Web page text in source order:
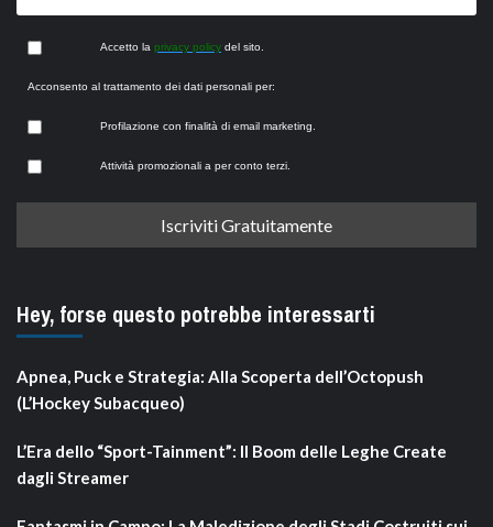
Accetto la privacy policy del sito.
Acconsento al trattamento dei dati personali per:
Profilazione con finalità di email marketing.
Attività promozionali a per conto terzi.
Hey, forse questo potrebbe interessarti
Apnea, Puck e Strategia: Alla Scoperta dell’Octopush
(L’Hockey Subacqueo)
L’Era dello “Sport-Tainment”: Il Boom delle Leghe Create
dagli Streamer